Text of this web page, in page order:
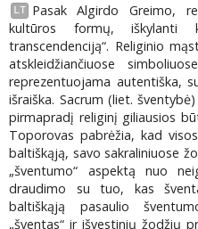
LT
Pasak Algirdo Greimo,
kultūros formų, iškylanti
transcendenciją“. Religinio
atskleidžiančiuose
reprezentuojama autentiška,
išraiška. Sacrum (liet.
pirmapradį religinį giliausios
Toporovas pabrėžia, kad
baltiškąją, savo sakraliniuose
„šventumo“ aspektą nuo
draudimo su tuo, kas
baltiškąją pasaulio
„šventas“ ir išvestinių žodžių